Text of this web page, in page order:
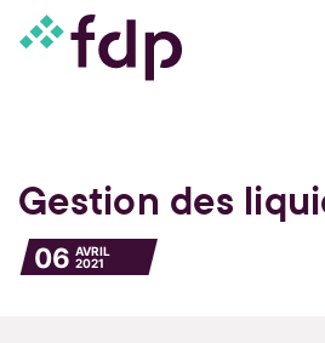
Gestion des
06 AVRIL
2021